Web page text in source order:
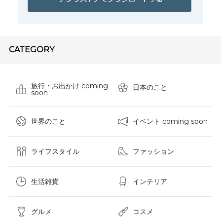
CATEGORY
旅行・お出かけ coming
soon
日本のこと
世界のこと イベント coming soon
ライフスタイル ファッション
生活雑貨 インテリア
グルメ コスメ​